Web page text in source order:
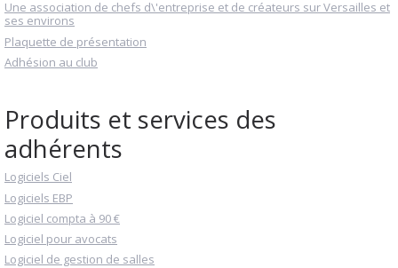
Une association de chefs d\'entreprise et de créateurs sur Versailles et
ses environs
Plaquette de présentation
Adhésion au club
Produits et services des
adhérents
Logiciels Ciel
Logiciels EBP
Logiciel compta à 90 €
Logiciel pour avocats
Logiciel de gestion de salles